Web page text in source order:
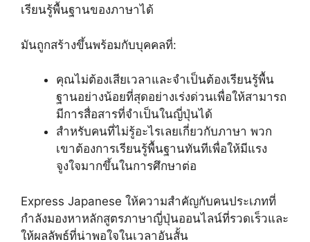
เรียนรู้พื้นฐานของภาษาได้
มันถูกสร้างขึ้นพร้อมกับบุคคลที่:
คุณไม่ต้องเสียเวลาและจำเป็นต้องเรียนรู้พื้น
ฐานอย่างน้อยที่สุดอย่างเร่งด่วนเพื่อให้สามารถ
มีการสื่อสารที่จำเป็นในญี่ปุ่นได้
สำหรับคนที่ไม่รู้อะไรเลยเกี่ยวกับภาษา พวก
เขาต้องการเรียนรู้พื้นฐานทันทีเพื่อให้มีแรง
จูงใจมากขึ้นในการศึกษาต่อ
Express Japanese ให้ความสำคัญกับคนประเภทที่
กำลังมองหาหลักสูตรภาษาญี่ปุ่นออนไลน์ที่รวดเร็วและ
ให้ผลลัพธ์ที่น่าพอใจในเวลาอันสั้น